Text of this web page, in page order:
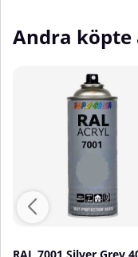
Andra köpte